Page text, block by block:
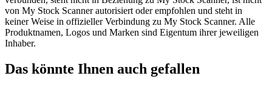
von My Stock Scanner autorisiert oder empfohlen und steht in
keiner Weise in offizieller Verbindung zu My Stock Scanner. Alle
Produktnamen, Logos und Marken sind Eigentum ihrer jeweiligen
Inhaber.
Das könnte Ihnen auch gefallen